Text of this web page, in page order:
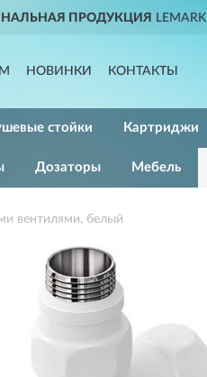
ПРОДУКЦИЯ LEMARK
НОВИНКИ КОНТАКТЫ
стойки Картриджи
Дозаторы Мебель
вентилями, белый